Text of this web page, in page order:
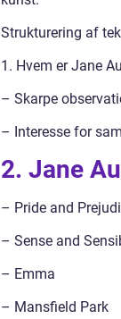
Strukturering af
1. Hvem er Jane
– Skarpe
– Interesse for
2. Jane
– Pride and
– Sense and
– Emma
– Mansfield Park